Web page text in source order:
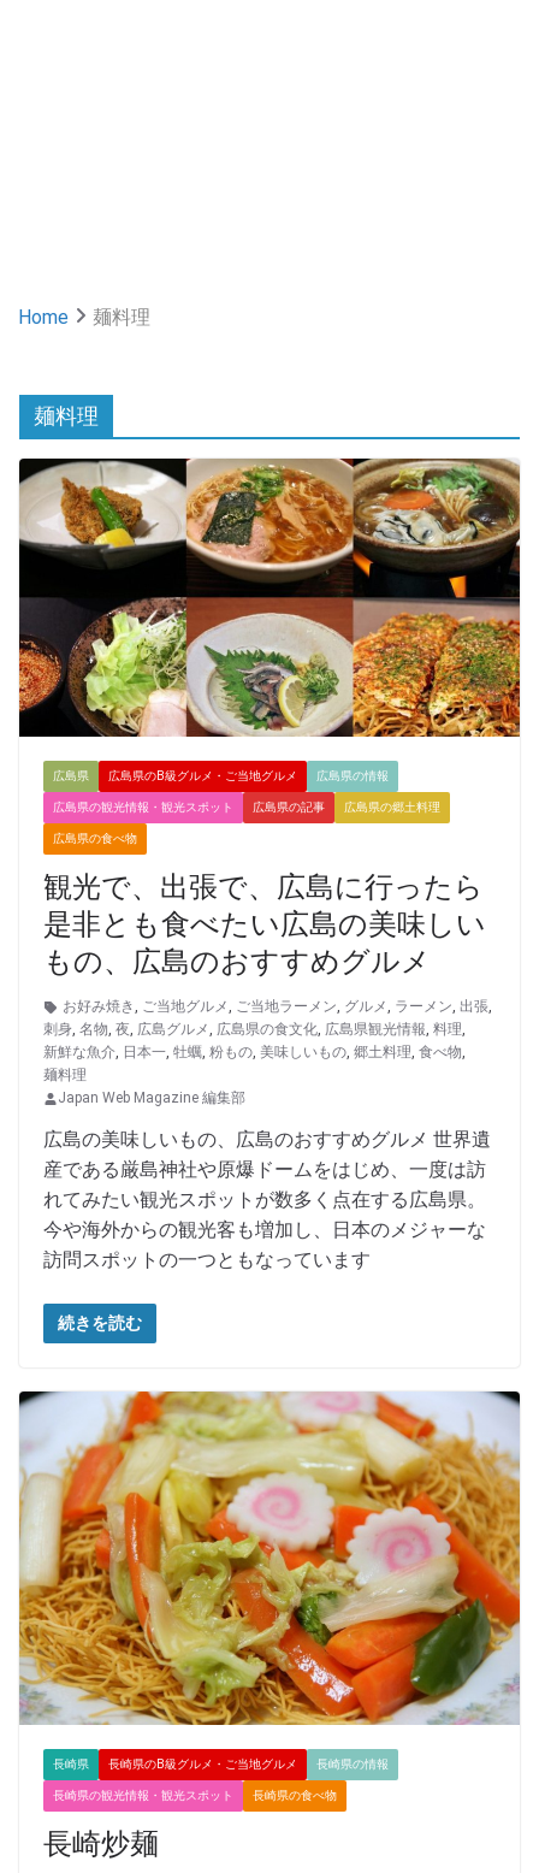
Home 麺料理
麺料理
広島県 広島県のB級グルメ・ご当地グルメ 広島県の情報
広島県の観光情報・観光スポット 広島県の記事 広島県の郷土料理
広島県の食べ物
観光で、出張で、広島に行ったら
是非とも食べたい広島の美味しい
もの、広島のおすすめグルメ
お好み焼き, ご当地グルメ, ご当地ラーメン, グルメ, ラーメン, 出張,
刺身, 名物, 夜, 広島グルメ, 広島県の食文化, 広島県観光情報, 料理,
新鮮な魚介, 日本一, 牡蠣, 粉もの, 美味しいもの, 郷土料理, 食べ物,
麺料理
Japan Web Magazine 編集部
広島の美味しいもの、広島のおすすめグルメ 世界遺
産である厳島神社や原爆ドームをはじめ、一度は訪
れてみたい観光スポットが数多く点在する広島県。
今や海外からの観光客も増加し、日本のメジャーな
訪問スポットの一つともなっています
続きを読む
長崎県 長崎県のB級グルメ・ご当地グルメ 長崎県の情報
長崎県の観光情報・観光スポット 長崎県の食べ物
長崎炒麺